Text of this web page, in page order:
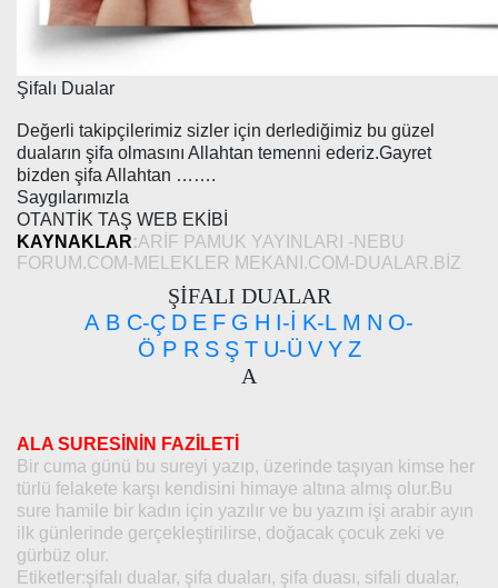
Şifalı Dualar
Değerli takipçilerimiz sizler için derlediğimiz bu güzel
duaların şifa olmasını Allahtan temenni ederiz.Gayret
bizden şifa Allahtan …….
Saygılarımızla
OTANTİK TAŞ WEB EKİBİ
KAYNAKLAR:ARİF PAMUK YAYINLARI -NEBU
FORUM.COM-MELEKLER MEKANI.COM-DUALAR.BİZ
ŞİFALI DUALAR
A B C-Ç D E F G H I-İ K-L M N O-
Ö P R S Ş T U-Ü V Y Z
A
ALA SURESİNİN FAZİLETİ
Bir cuma günü bu sureyi yazıp, üzerinde taşıyan kimse her
türlü felakete karşı kendisini himaye altına almış olur.Bu
sure hamile bir kadın için yazılır ve bu yazım işi arabir ayın
ilk günlerinde gerçekleştirilirse, doğacak çocuk zeki ve
gürbüz olur.
Etiketler:şifalı dualar, şifa duaları, şifa duası, sifali dualar,